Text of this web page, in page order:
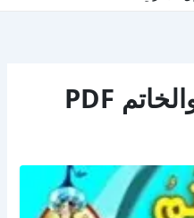
تحميل كتاب جحا والخاتم PDF